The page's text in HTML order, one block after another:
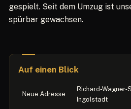
gespielt. Seit dem Umzug ist
spürbar gewachsen.
Auf einen Blick
Neue Adresse
Richard-
Ingolstadt